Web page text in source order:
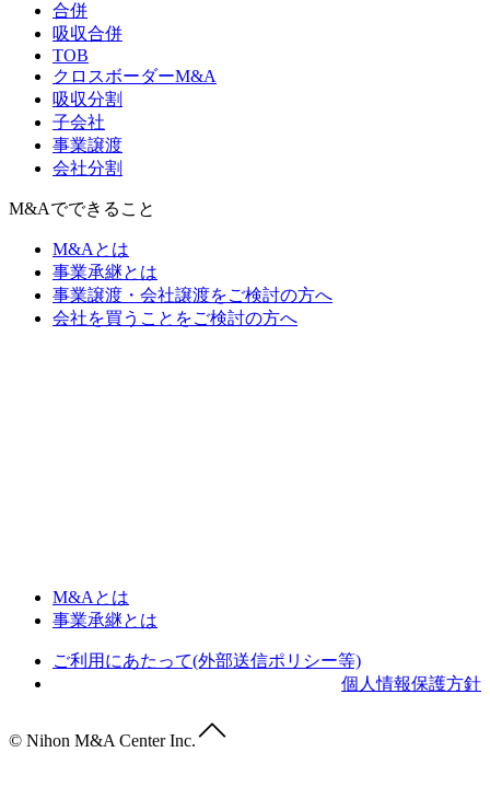
合併
吸収合併
TOB
クロスボーダーM&A
吸収分割
子会社
事業譲渡
会社分割
M&Aでできること
M&Aとは
事業承継とは
事業譲渡・会社譲渡をご検討の方へ
会社を買うことをご検討の方へ
M&Aとは
事業承継とは
ご利用にあたって(外部送信ポリシー等)
個人情報保護方針
© Nihon M&A Center Inc.